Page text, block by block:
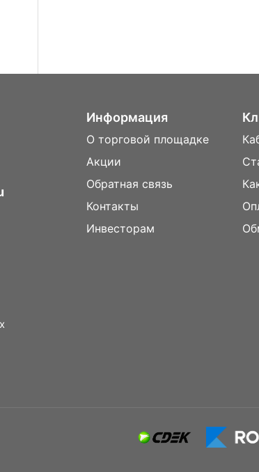
Информация
О торговой площадке
Акции
Обратная связь
Контакты
Инвесторам